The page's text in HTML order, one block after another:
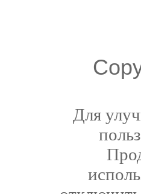
Для